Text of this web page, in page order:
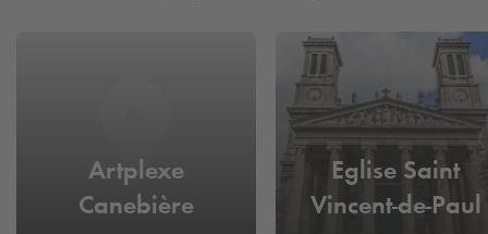
Artplexe
Canebière
Eglise Saint
Vincent-de-Paul